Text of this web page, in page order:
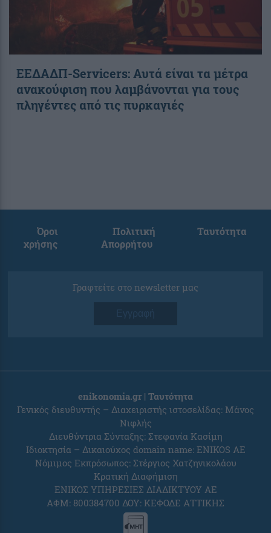
ΕΕΔΑΔΠ-Servicers: Αυτά είναι τα μέτρα
ανακούφιση που λαμβάνονται για τους
πληγέντες από τις πυρκαγιές
Όροι
χρήσης
Πολιτική
Απορρήτου
Ταυτότητα
Γραφτείτε στο newsletter μας
Εγγραφή
enikonomia.gr | Ταυτότητα
Γενικός διευθυντής – Διαχειριστής ιστοσελίδας: Μάνος
Νιφλής
Διευθύντρια Σύνταξης: Στεφανία Κασίμη
Ιδιοκτησία – Δικαιούχος domain name: ENIKOS AE
Νόμιμος Εκπρόσωπος: Στέργιος Χατζηνικολάου
Κρατική Διαφήμιση
ΕΝΙΚΟΣ ΥΠΗΡΕΣΙΕΣ ΔΙΑΔΙΚΤΥΟΥ ΑΕ
ΑΦΜ: 800384700 ΔΟΥ: ΚΕΦΟΔΕ ΑΤΤΙΚΗΣ